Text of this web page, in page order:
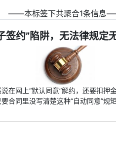
――本标签下共聚合1条信息
签约”陷阱，无法律规定
在网上“默认同意”解约，还要扣押
合同里没写清楚这种“自动同意”规